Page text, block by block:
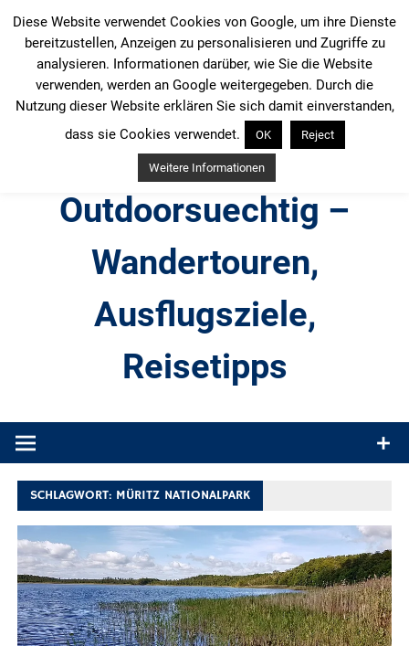
Inhalt
springen
Outdoorsuechtig –
Wandertouren,
Ausflugsziele,
Reisetipps
Produkttests und Buchrezensionen. Ein Blog für alle, die gern
SCHLAGWORT: MÜRITZ NATIONALPARK
Diese Website verwendet Cookies von Google, um ihre Dienste
bereitzustellen, Anzeigen zu personalisieren und Zugriffe zu
analysieren. Informationen darüber, wie Sie die Website
verwenden, werden an Google weitergegeben. Durch die
Nutzung dieser Website erklären Sie sich damit einverstanden,
dass sie Cookies verwendet.
OK Reject
Weitere Informationen